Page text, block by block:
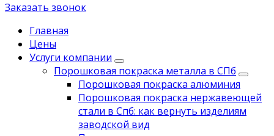
Заказать звонок
Главная
Цены
Услуги компании
Порошковая покраска металла в СПб
Порошковая покраска алюминия
Порошковая покраска нержавеющей
стали в Спб: как вернуть изделиям
заводской вид